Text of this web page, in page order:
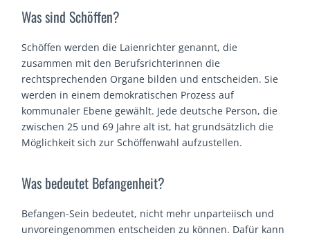
Was sind Schöffen?
Schöffen werden die Laienrichter genannt, die
zusammen mit den Berufsrichterinnen die
rechtsprechenden Organe bilden und entscheiden. Sie
werden in einem demokratischen Prozess auf
kommunaler Ebene gewählt. Jede deutsche Person, die
zwischen 25 und 69 Jahre alt ist, hat grundsätzlich die
Möglichkeit sich zur Schöffenwahl aufzustellen.
Was bedeutet Befangenheit?
Befangen-Sein bedeutet, nicht mehr unparteiisch und
unvoreingenommen entscheiden zu können. Dafür kann